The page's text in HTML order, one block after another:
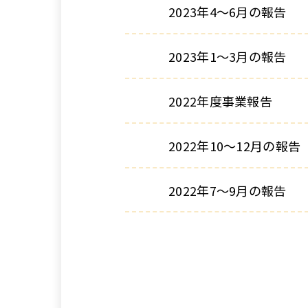
2023年4〜6月の報告
2023年1〜3月の報告
2022年度事業報告
2022年10〜12月の報告
2022年7〜9月の報告